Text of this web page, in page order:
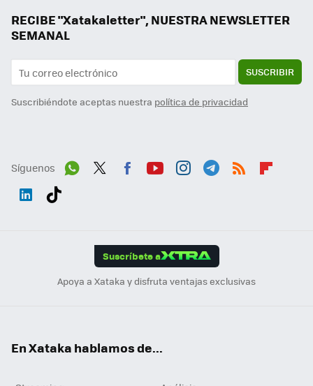
RECIBE "Xatakaletter", NUESTRA NEWSLETTER
SEMANAL
SUSCRIBIR
Suscribiéndote aceptas nuestra política de privacidad
Síguenos
Suscríbete a
Apoya a Xataka y disfruta ventajas exclusivas
En Xataka hablamos de...